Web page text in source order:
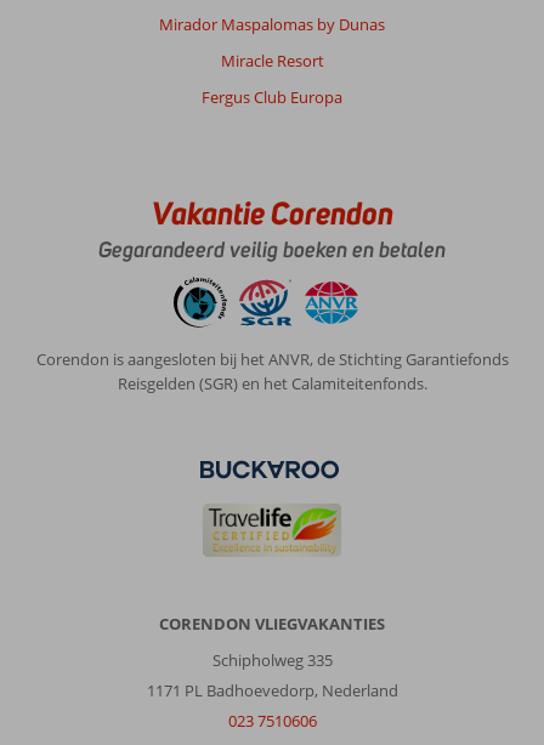
Mirador Maspalomas by Dunas
Miracle Resort
Fergus Club Europa
Vakantie Corendon
Gegarandeerd veilig boeken en betalen
Corendon is aangesloten bij het ANVR, de Stichting Garantiefonds
Reisgelden (SGR) en het Calamiteitenfonds.
CORENDON VLIEGVAKANTIES
Schipholweg 335
1171 PL Badhoevedorp, Nederland
023 7510606